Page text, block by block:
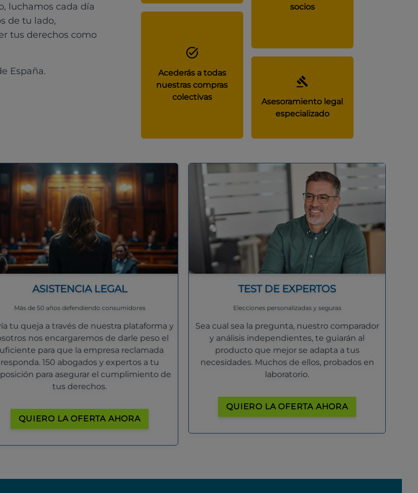
luchamos cada día
de tu lado,
tus derechos como
España.
socios
Acederás a todas
nuestras compras
colectivas
Asesoramiento legal
especializado
ASISTENCIA LEGAL
Más de 50 años defendiendo consumidores
tu queja a través de nuestra plataforma y
nos encargaremos de darle peso el
para que la empresa reclamada
responda. 150 abogados y expertos a tu
para asegurar el cumplimiento de
tus derechos.
QUIERO LA OFERTA AHORA
TEST DE EXPERTOS
Elecciones personalizadas y seguras
Sea cual sea la pregunta, nuestro comparador
y análisis independientes, te guiarán al
producto que mejor se adapta a tus
necesidades. Muchos de ellos, probados en
laboratorio.
QUIERO LA OFERTA AHORA